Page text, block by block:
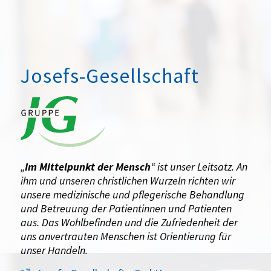
Josefs-Gesellschaft
„Im Mittelpunkt der Mensch“ ist unser Leitsatz. An
ihm und unseren christlichen Wurzeln richten wir
unsere medizinische und pflegerische Behandlung
und Betreuung der Patientinnen und Patienten
aus. Das Wohlbefinden und die Zufriedenheit der
uns anvertrauten Menschen ist Orientierung für
unser Handeln.